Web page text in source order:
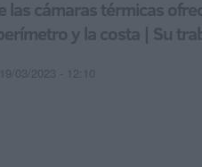
las cámaras térmicas
y la costa | Su
19/03/2023 - 12:10